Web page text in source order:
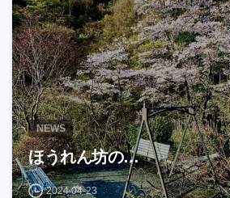
NEWS
ほうれん坊の…
2024-04-23